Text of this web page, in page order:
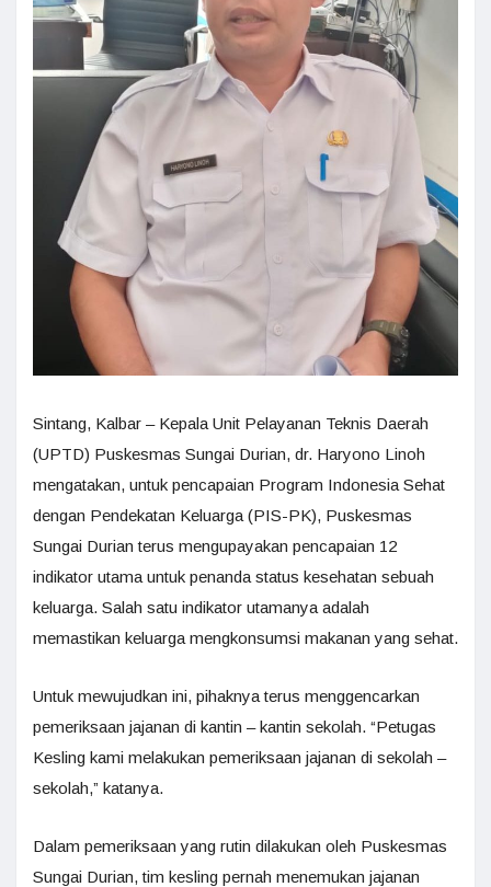
Sintang, Kalbar – Kepala Unit Pelayanan Teknis Daerah
(UPTD) Puskesmas Sungai Durian, dr. Haryono Linoh
mengatakan, untuk pencapaian Program Indonesia Sehat
dengan Pendekatan Keluarga (PIS-PK), Puskesmas
Sungai Durian terus mengupayakan pencapaian 12
indikator utama untuk penanda status kesehatan sebuah
keluarga. Salah satu indikator utamanya adalah
memastikan keluarga mengkonsumsi makanan yang sehat.
Untuk mewujudkan ini, pihaknya terus menggencarkan
pemeriksaan jajanan di kantin – kantin sekolah. “Petugas
Kesling kami melakukan pemeriksaan jajanan di sekolah –
sekolah,” katanya.
Dalam pemeriksaan yang rutin dilakukan oleh Puskesmas
Sungai Durian, tim kesling pernah menemukan jajanan